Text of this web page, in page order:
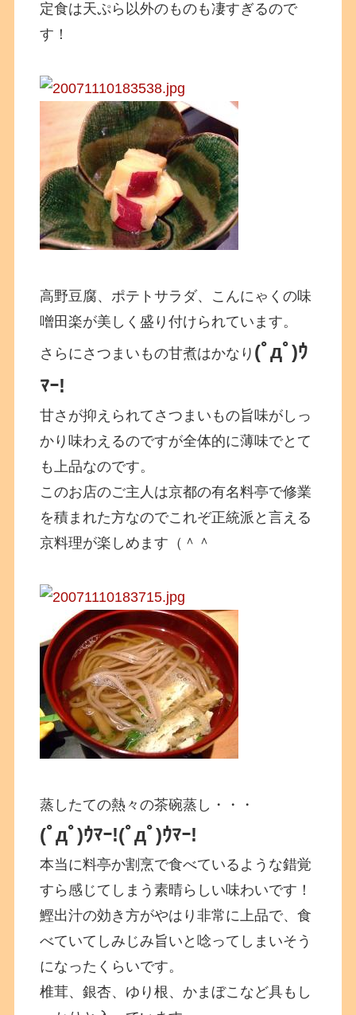
定食は天ぷら以外のものも凄すぎるので
す！
高野豆腐、ポテトサラダ、こんにゃくの味
噌田楽が美しく盛り付けられています。
さらにさつまいもの甘煮はかなり (ﾟдﾟ)ｳ
ﾏｰ!
甘さが抑えられてさつまいもの旨味がしっ
かり味わえるのですが全体的に薄味でとて
も上品なのです。
このお店のご主人は京都の有名料亭で修業
を積まれた方なのでこれぞ正統派と言える
京料理が楽しめます（＾＾
蒸したての熱々の茶碗蒸し・・・
(ﾟдﾟ)ｳﾏｰ!(ﾟдﾟ)ｳﾏｰ!
本当に料亭か割烹で食べているような錯覚
すら感じてしまう素晴らしい味わいです！
鰹出汁の効き方がやはり非常に上品で、食
べていてしみじみ旨いと唸ってしまいそう
になったくらいです。
椎茸、銀杏、ゆり根、かまぼこなど具もし